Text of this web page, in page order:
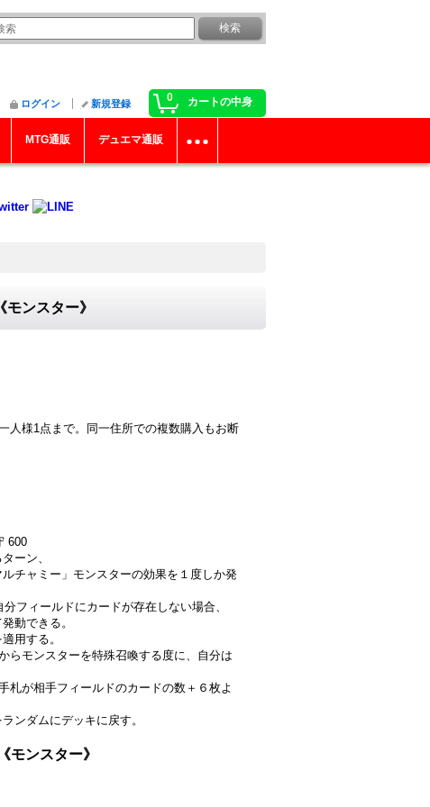
0 カートの中身
ログイン 新規登録
MTG通販 デュエマ通販
ンスター》
人様1点まで。同一住所での複数購入もお断
600
ーン、
チャミー」モンスターの効果を１度しか発
フィールドにカードが存在しない場合、
動できる。
用する。
らモンスターを特殊召喚する度に、自分は
札が相手フィールドのカードの数＋６枚よ
ンダムにデッキに戻す。
ンスター》